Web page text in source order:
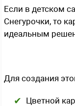
Если в детском
Снегурочки, то
идеальным
Для создания
Цветной